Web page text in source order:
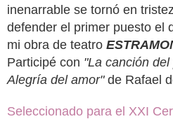
inenarrable se tornó en
defender el primer puesto el
mi obra de teatro
Participé con "La canción del
Alegría del amor"de Rafael
Seleccionado para el XXI